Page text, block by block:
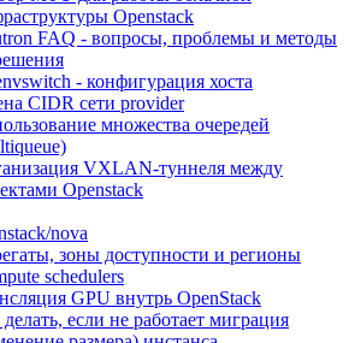
Openstack
FAQ - вопросы, проблемы и методы
- конфигурация хоста
CIDR сети provider
множества очередей
VXLAN-туннеля между
Openstack
nova
зоны доступности и регионы
schedulers
GPU внутрь OpenStack
если не работает миграция